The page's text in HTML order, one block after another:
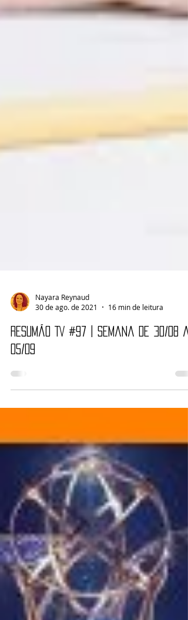
Nayara Reynaud
30 de ago. de 2021
16 min de leitura
Resumão TV #97 | Semana de 30/08 a
05/09